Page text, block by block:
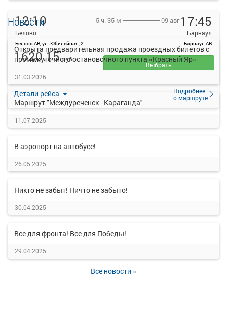
12:10
Белово
Белово АВ, ул. Юбилейная, 2
5 ч. 35 м 09 авг 17:45
Барнаул
Барнаул АВ
Детали рейса
Подробнее
о маршруте
1620.15 руб.
ТРАНЗИТ
Выбрать
Новости
Открыта предварительная продажа проездных билетов с
промежуточного остановочного пункта «Красный Яр»
31.03.2026
Маршрут "Междуреченск - Караганда"
11.07.2025
В аэропорт на автобусе!
26.05.2025
Никто не забыт! Ничто не забыто!
30.04.2025
Все для фронта! Все для Победы!
29.04.2025
Все новости »